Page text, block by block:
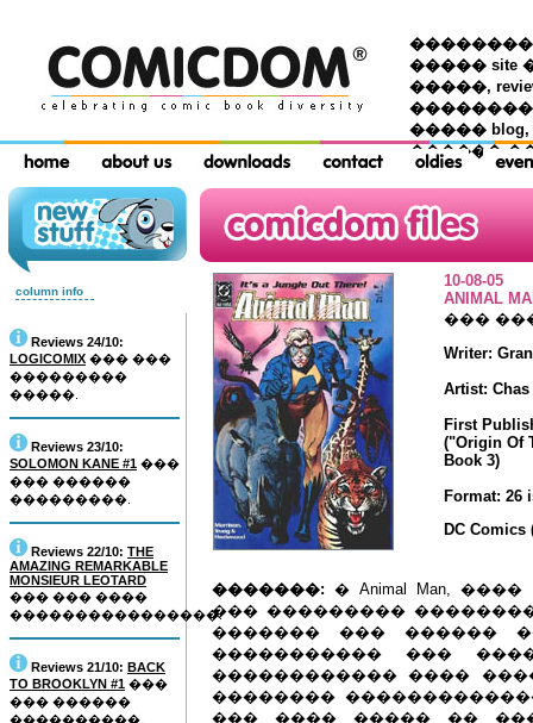
���������
����� site
�����,
����� blog,
������
column info
Reviews 24/10:
LOGICOMIX ��� ���
���������
�����.
Reviews 23/10:
SOLOMON KANE #1 ���
��� ������
���������.
Reviews 22/10: THE
AMAZING REMARKABLE
MONSIEUR LEOTARD
��� ��� ����
����������������.
Reviews 21/10: BACK
TO BROOKLYN #1 ���
��� ������
����������.
10-08-05
ANIMAL
���
Writer:
Artist: Chas
First
("Origin Of
Book 3)
Format: 26
DC Comics
�������: � Animal Man,
��� ���������
������� ��� ������
����������� ���
������������ ����
��������
��� ���� ����� ��